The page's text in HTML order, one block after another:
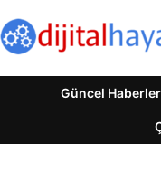
Güncel Haberler